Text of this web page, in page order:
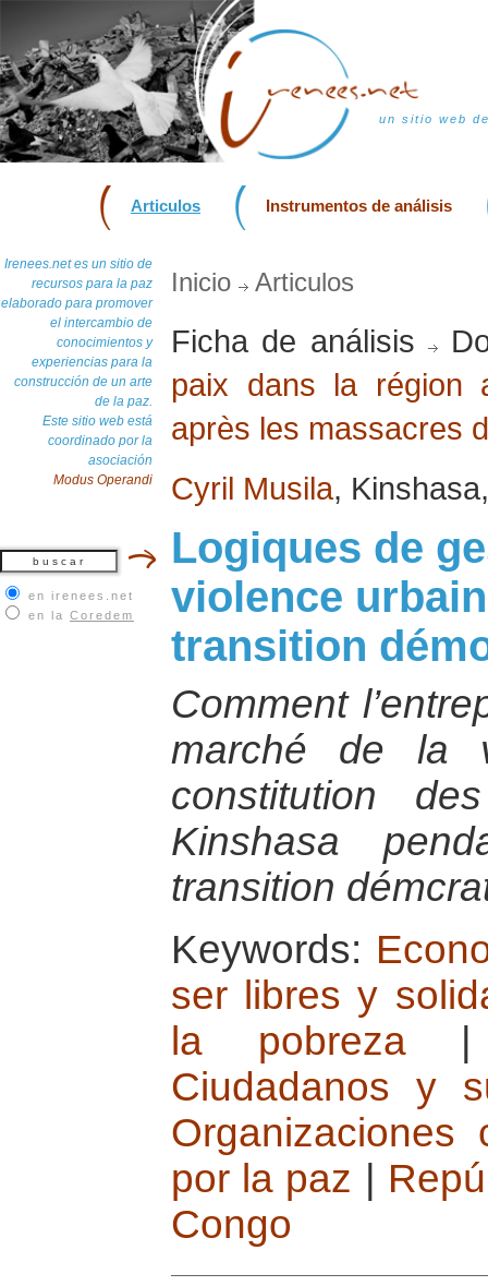
un sitio web
Articulos Instrumentos de análisis
Irenees.net es un sitio de
recursos para la paz
elaborado para promover
el intercambio de
conocimientos y
experiencias para la
construcción de un arte
de la paz.
Este sitio web está
coordinado por la
asociación
Modus Operandi
en irenees.net
en la Coredem
Inicio Articulos
Ficha de análisis
paix dans la région
après les massacres
Cyril Musila,
Logiques de
violence
transition
Comment
marché de la
constitution
Kinshasa
transition
Keywords:
ser libres y
la pobreza
Ciudadanos y
Organizaciones
por la paz
Congo